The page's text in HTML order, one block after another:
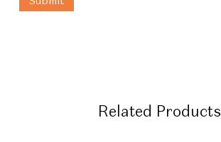
Related Products